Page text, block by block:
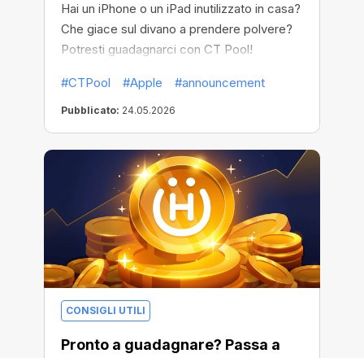
Hai un iPhone o un iPad inutilizzato in casa?
Che giace sul divano a prendere polvere?
Potresti guadagnarci con CT Pool!
#CTPool #Apple #announcement
Pubblicato: 24.05.2026
CONSIGLI UTILI
Pronto a guadagnare? Passa a